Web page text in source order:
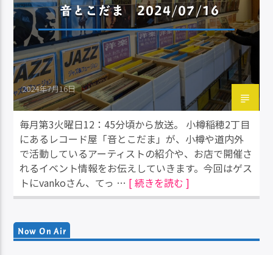
音とこだま 2024/07/16
2024年7月16日
毎月第3火曜日12：45分頃から放送。 小樽稲穂2丁目
にあるレコード屋「音とこだま」が、小樽や道内外
で活動しているアーティストの紹介や、お店で開催さ
れるイベント情報をお伝えしていきます。今回はゲス
トにvankoさん、てっ … [ 続きを読む ]
Now On Air